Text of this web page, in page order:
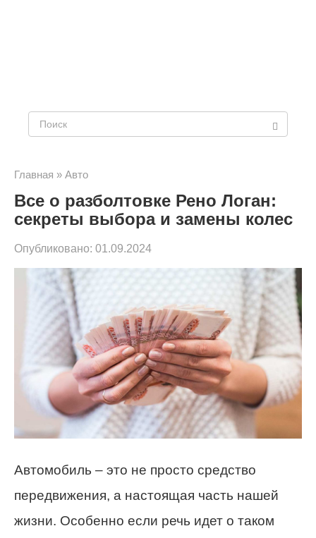
Главная » Авто
Все о разболтовке Рено Логан:
секреты выбора и замены колес
Опубликовано: 01.09.2024
Автомобиль – это не просто средство
передвижения, а настоящая часть нашей
жизни. Особенно если речь идет о таком